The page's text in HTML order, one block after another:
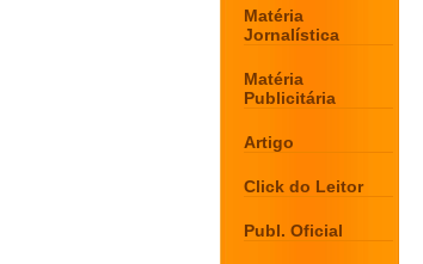
Matéria
Jornalística
Matéria
Publicitária
Artigo
Click do Leitor
Publ. Oficial